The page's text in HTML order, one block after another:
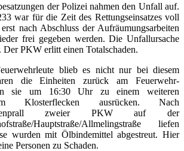
der Polizei nahmen den Unfall auf.
war für die Zeit des Rettungseinsatzes voll
nach Abschluss der Aufräumungsarbeiten
frei gegeben werden. Die Unfallursache
PKW erlitt einen Totalschaden.
blieb es nicht nur bei diesem
die Einheiten zurück am Feuerwehr-
sie um 16:30 Uhr zu einem weiteren
Klosterflecken ausrücken. Nach
zweier PKW auf der
Hauptstraße/Allmelingstraße liefen
wurden mit Ölbindemittel abgestreut. Hier
Personen zu Schaden.